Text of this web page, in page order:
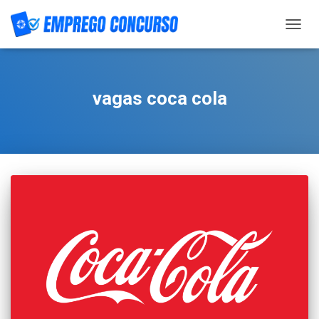
vagas coca cola